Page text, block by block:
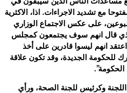
مع تشديد الاجراءات. اذا، الاكثرية
على عكس الاجتماع الوزاري
قال انهم سوف يجتمعون كمجلس
اعتقد انهم ليسوا قادرين على أخذ
للحكومة الجديدة، وقد تكون علاقة
وكرئيس للجنة الصحة، ورأي